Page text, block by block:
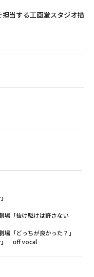
当する工画堂スタジオ描
場「抜け駆けは許さない
「どっちが良かった？」
」 off vocal